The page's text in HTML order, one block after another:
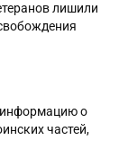
лишили
о
частей,